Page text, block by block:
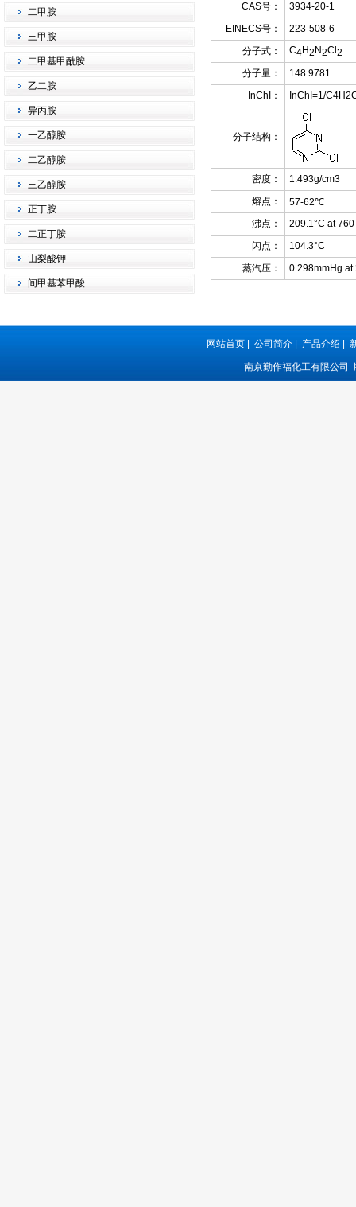
二甲胺
三甲胺
二甲基甲酰胺
乙二胺
异丙胺
一乙醇胺
二乙醇胺
三乙醇胺
正丁胺
二正丁胺
山梨酸钾
间甲基苯甲酸
CAS号：
3934-20-1
EINECS号：
223-508-6
分子式：
C4H2 N2Cl 2
分子量：
148.9781
InChI：
InChI=1/
分子结构：
密度：
1.493g/cm3
熔点：
57-62℃
沸点：
209.1°C at
闪点：
104.3°C
蒸汽压：
0.298mmHg at
网站首页| 公司简介| 产品介绍
南京勤作福化工有限公司